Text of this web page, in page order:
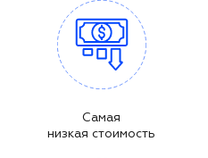
Самая
низкая стоимость